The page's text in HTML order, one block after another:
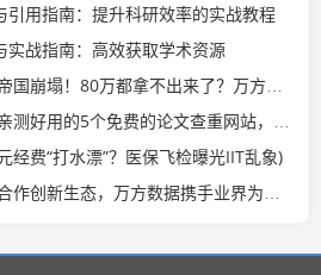
引用指南：提升科研效率的实战教程
实战指南：高效获取学术资源
80万都拿不出来了？万方集团被申请破产重整)
免费的论文查重网站，不花钱就能查重的工具合集)
经费“打水漂”？医保飞检曝光IIT乱象)
生态，万方数据携手业界为信息服务赋能)